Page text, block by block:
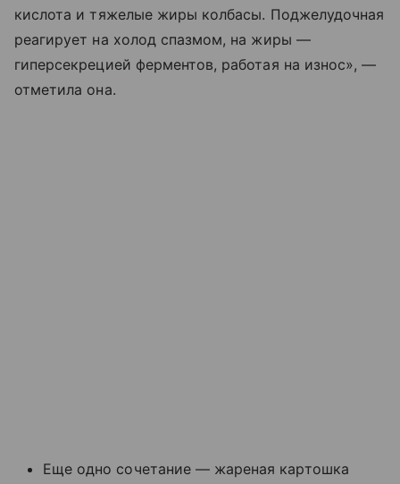
кислота и тяжелые жиры колбасы. Поджелудочная
реагирует на холод спазмом, на жиры —
гиперсекрецией ферментов, работая на износ», —
отметила она.
Еще одно сочетание — жареная картошка